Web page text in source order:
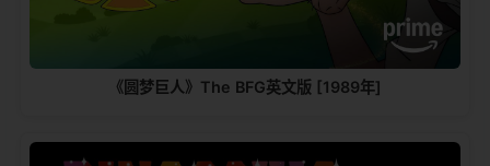
《圆梦巨人》The BFG英文版 [1989年]